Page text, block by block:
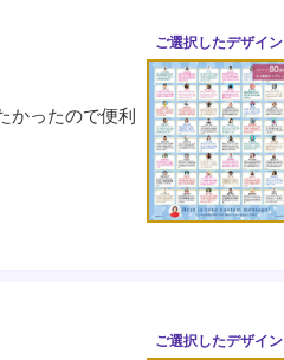
かったので便利
ご選択したデザイン
ご選択したデザイン